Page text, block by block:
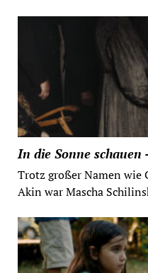
In die Sonne
Trotz großer Namen wie
Akin war Mascha